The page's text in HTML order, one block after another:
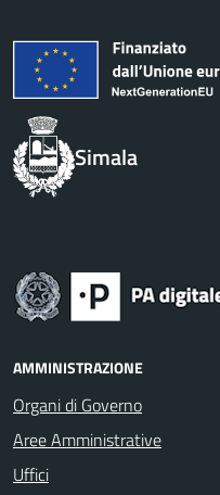
Simala
AMMINISTRAZIONE
Organi di Governo
Aree Amministrative
Uffici